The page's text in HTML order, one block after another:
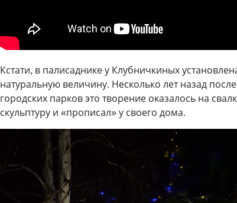
Кстати, в палисаднике у Клубничкиных
натуральную величину. Несколько лет назад
городских парков это творение оказалось на
скульптуру и «прописал» у своего дома.